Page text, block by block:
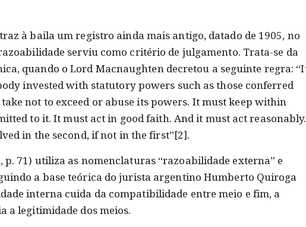
à baila um registro ainda mais antigo, datado de 1905, no
serviu como critério de julgamento. Trata-se da
quando o Lord Macnaughten decretou a seguinte regra:
invested with statutory powers such as those conferred
not to exceed or abuse its powers. It must keep within
to it. It must act in good faith. And it must act reasonably.
in the second, if not in the first”[2].
p. 71) utiliza as nomenclaturas “razoabilidade externa” e
a base teórica do jurista argentino Humberto Quiroga
interna cuida da compatibilidade entre meio e fim, a
a legitimidade dos meios.